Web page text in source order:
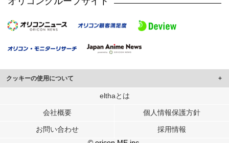
クッキーの使用について
このサイトでは Cookie を使用して、ユーザーに合わせたコンテンツや広告の
行っています。
メディアや広告配信、データ解析の各パートナーに提供しています。
各パートナーは、この情報とユーザーが各パートナーに提供した他の情報や、
elthaとは
会社概要 個人情報保護方針
お問い合わせ
採用情報